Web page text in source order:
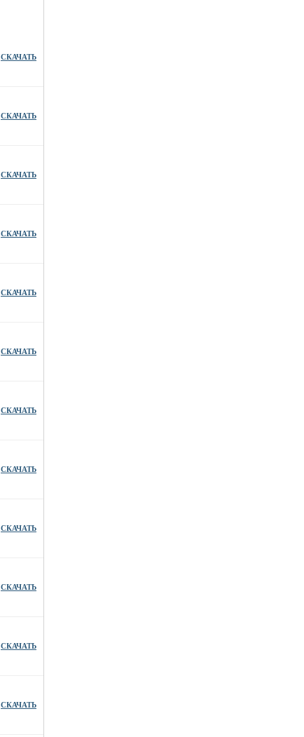
СКАЧАТЬ
СКАЧАТЬ
СКАЧАТЬ
СКАЧАТЬ
СКАЧАТЬ
СКАЧАТЬ
СКАЧАТЬ
СКАЧАТЬ
СКАЧАТЬ
СКАЧАТЬ
СКАЧАТЬ
СКАЧАТЬ